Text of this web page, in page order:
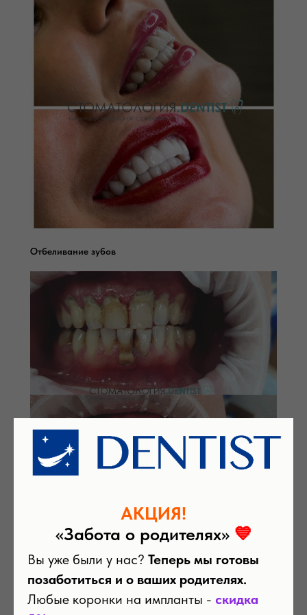
Отбеливание зубов
Проф.чистка зубов
Правила гигиенического
АКЦИЯ!
«Забота о родителях» 💙
Вы уже были у нас? Теперь мы готовы
позаботиться и о ваших родителях.
Любые коронки на импланты - скидка